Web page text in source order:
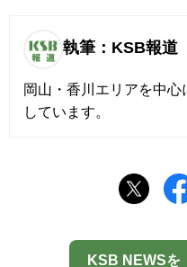
執筆：KSB報道
岡山・香川エリアを中
しています。
KSB NEWSを